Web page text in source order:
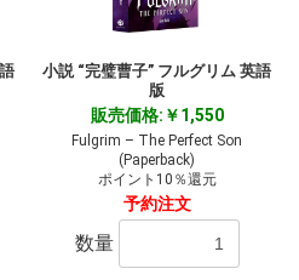
小説 “完璧曹子” フルグリム 英語
版
販売価格:￥1,550
Fulgrim – The Perfect Son
(Paperback)
ポイント10％還元
予約注文
数量